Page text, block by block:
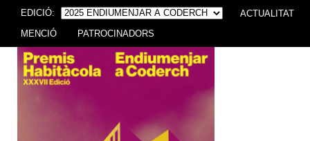
EDICIÓ: ACTUALITAT
MENCIÓ PATROCINADORS